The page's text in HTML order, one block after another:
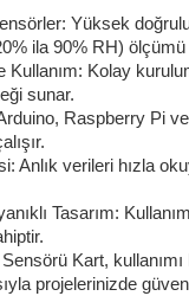
Yüksek
ila 90% RH) ölçümü
Kullanım: Kolay
sunar.
Raspberry Pi
Anlık verileri hızla
Tasarım:
Kart,
projelerinizde